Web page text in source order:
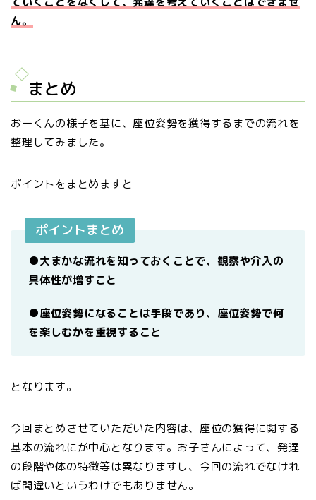
ん。
まとめ
おーくんの様子を基に、座位姿勢を獲得するまでの流れを
整理してみました。
ポイントをまとめますと
ポイントまとめ
●大まかな流れを知っておくことで、観察や介入の
具体性が増すこと
●座位姿勢になることは手段であり、座位姿勢で何
を楽しむかを重視すること
となります。
今回まとめさせていただいた内容は、座位の獲得に関する
基本の流れにが中心となります。お子さんによって、発達
の段階や体の特徴等は異なりますし、今回の流れでなけれ
ば間違いというわけでもありません。